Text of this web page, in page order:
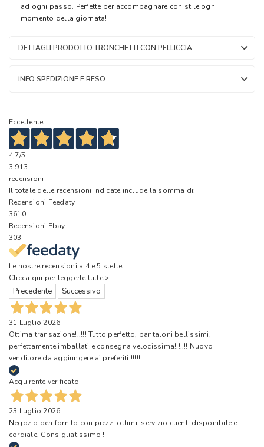
ad ogni passo. Perfette per accompagnare con stile ogni
momento della giornata!
DETTAGLI PRODOTTO TRONCHETTI CON PELLICCIA
INFO SPEDIZIONE E RESO
Eccellente
4,7/5
3.913
recensioni
Il totale delle recensioni indicate include la somma di:
Recensioni Feedaty
3610
Recensioni Ebay
303
Le nostre recensioni a 4 e 5 stelle.
Clicca qui per leggerle tutte >
Precedente Successivo
31 Luglio 2026
Ottima transazione!!!!!! Tutto perfetto, pantaloni bellissimi,
perfettamente imballati e consegna velocissima!!!!!!! Nuovo
venditore da aggiungere ai preferiti!!!!!!!!
Acquirente verificato
23 Luglio 2026
Negozio ben fornito con prezzi ottimi, servizio clienti disponibile e
cordiale. Consigliatissimo !